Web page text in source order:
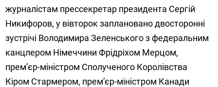
журналістам прессекретар президента Сергій
Никифоров, у вівторок заплановано двосторонні
зустрічі Володимира Зеленського з федеральним
канцлером Німеччини Фрідріхом Мерцом,
прем’єр-міністром Сполученого Королівства
Кіром Стармером, прем’єр-міністром Канади